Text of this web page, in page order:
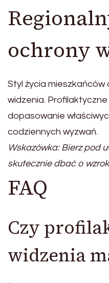
ochrony
Styl życia
widzenia.
dopasowanie
codziennych wyzwań.
Wskazówka: Bierz pod
skutecznie dbać o
FAQ
Czy
widzenia